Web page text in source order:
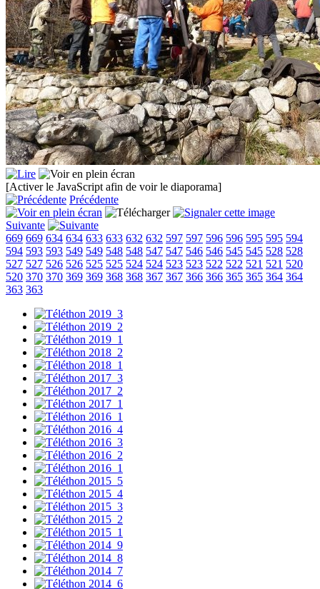
[Activer le JavaScript afin de voir le diaporama]
Précédente
Suivante
669 669 634 634 633 633 632 632 597 597 596 596 595 595 594
594 593 593 549 549 548 548 547 547 546 546 545 545 528 528
527 527 526 526 525 525 524 524 523 523 522 522 521 521 520
520 370 370 369 369 368 368 367 367 366 366 365 365 364 364
363 363